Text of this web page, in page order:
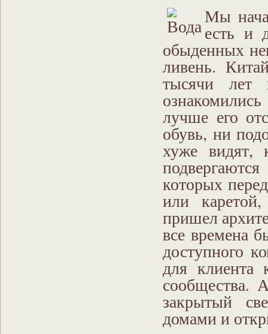
Мы
есть и
обыденных
ливень.
тысячи
лучше его
обувь, ни
хуже видят,
которых
или
пришел
все времена
доступного
для клиента
сообщества.
закрытый
домами и